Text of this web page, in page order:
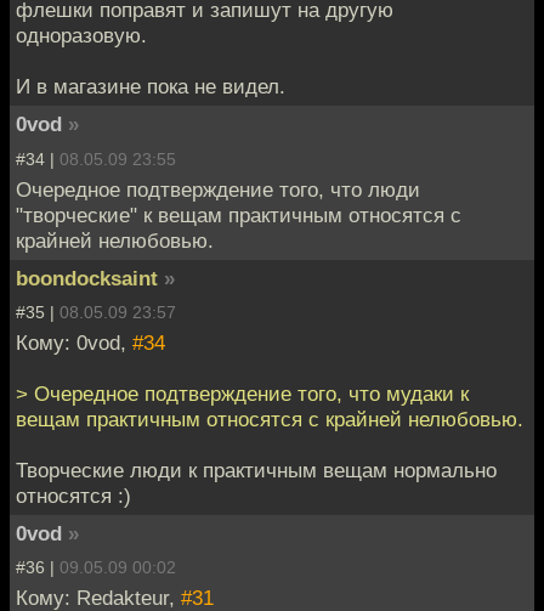
флешки поправят и запишут на другую
одноразовую.
И в магазине пока не видел.
0vod »
#34 | 08.05.09 23:55
Очередное подтверждение того, что люди
"творческие" к вещам практичным относятся с
крайней нелюбовью.
boondocksaint »
#35 | 08.05.09 23:57
Кому: 0vod, #34
> Очередное подтверждение того, что мудаки к
вещам практичным относятся с крайней нелюбовью.
Творческие люди к практичным вещам нормально
относятся :)
0vod »
#36 | 09.05.09 00:02
Кому: Redakteur, #31